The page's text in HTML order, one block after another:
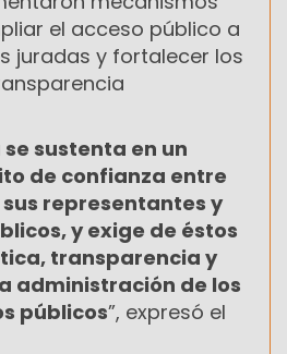
el acceso público a
juradas y fortalecer los
sustenta en un
de confianza entre
representantes y
y exige de éstos
transparencia y
administración de los
públicos”, expresó el